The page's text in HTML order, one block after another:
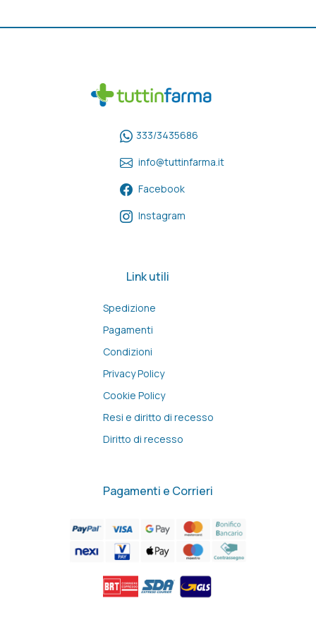
333/3435686
info@tuttinfarma.it
Facebook
Instagram
Link utili
Spedizione
Pagamenti
Condizioni
Privacy Policy
Cookie Policy
Resi e diritto di recesso
Diritto di recesso
Pagamenti e Corrieri